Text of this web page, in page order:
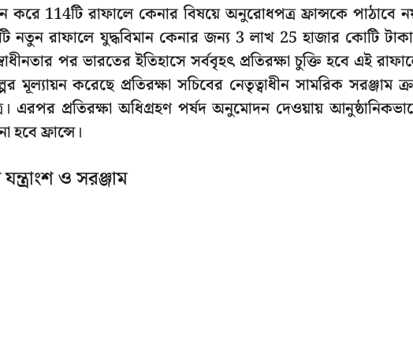
114টি রাফালে কেনার বিষয়ে অনুরোধপত্র ফ্রান্সকে পাঠাবে
নতুন রাফালে যুদ্ধবিমান কেনার জন্য 3 লাখ 25 হাজার কোটি
পর ভারতের ইতিহাসে সর্ববৃহৎ প্রতিরক্ষা চুক্তি হবে এই
মূল্যায়ন করেছে প্রতিরক্ষা সচিবের নেতৃত্বাধীন সামরিক সরঞ্জাম
এরপর প্রতিরক্ষা অধিগ্রহণ পর্ষদ অনুমোদন দেওয়ায়
ফ্রান্সে।
ও সরঞ্জাম